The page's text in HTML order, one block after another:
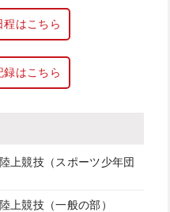
程はこちら
録はこちら
上競技（スポーツ少年団
上競技（一般の部）